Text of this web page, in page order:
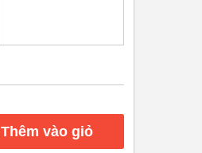
Thêm vào giỏ